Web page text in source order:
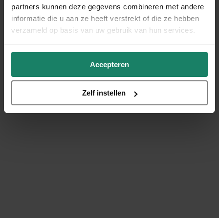
partners kunnen deze gegevens combineren met andere
informatie die u aan ze heeft verstrekt of die ze hebben
verzameld op basis van uw gebruik van hun services.
Accepteren
Zelf instellen